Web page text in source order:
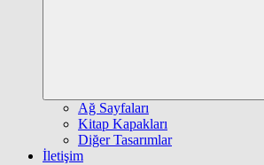
Ağ Sayfaları
Kitap Kapakları
Diğer Tasarımlar
İletişim